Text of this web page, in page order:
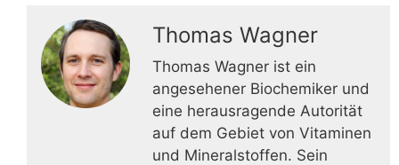
Thomas Wagner
Thomas Wagner ist ein
angesehener Biochemiker und
eine herausragende Autorität
auf dem Gebiet von Vitaminen
und Mineralstoffen. Sein